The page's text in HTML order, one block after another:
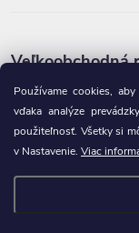
Používame cookies,
vďaka analýze
použiteľnosť. Všetky si
v Nastavenie. Viac
Veľkoobchodná